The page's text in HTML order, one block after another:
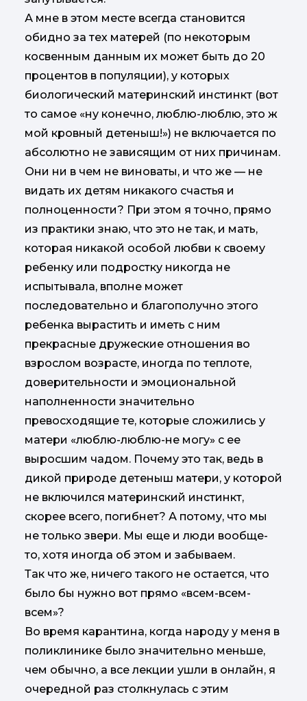
А мне в этом месте всегда становится
обидно за тех матерей (по некоторым
косвенным данным их может быть до 20
процентов в популяции), у которых
биологический материнский инстинкт (вот
то самое «ну конечно, люблю-люблю, это ж
мой кровный детеныш!») не включается по
абсолютно не зависящим от них причинам.
Они ни в чем не виноваты, и что же — не
видать их детям никакого счастья и
полноценности? При этом я точно, прямо
из практики знаю, что это не так, и мать,
которая никакой особой любви к своему
ребенку или подростку никогда не
испытывала, вполне может
последовательно и благополучно этого
ребенка вырастить и иметь с ним
прекрасные дружеские отношения во
взрослом возрасте, иногда по теплоте,
доверительности и эмоциональной
наполненности значительно
превосходящие те, которые сложились у
матери «люблю-люблю-не могу» с ее
выросшим чадом. Почему это так, ведь в
дикой природе детеныш матери, у которой
не включился материнский инстинкт,
скорее всего, погибнет? А потому, что мы
не только звери. Мы еще и люди вообще-
то, хотя иногда об этом и забываем.
Так что же, ничего такого не остается, что
было бы нужно вот прямо «всем-всем-
всем»?
Во время карантина, когда народу у меня в
поликлинике было значительно меньше,
чем обычно, а все лекции ушли в онлайн, я
очередной раз столкнулась с этим